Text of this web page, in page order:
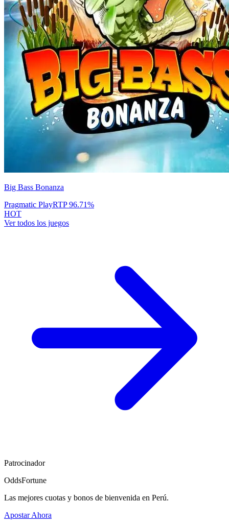
Big Bass Bonanza
Pragmatic PlayRTP96.71%
HOT
Ver todos los juegos
Patrocinador
OddsFortune
Las mejores cuotas y bonos de bienvenida en Perú.
Apostar Ahora